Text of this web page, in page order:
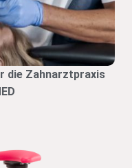
die Zahnarztpraxis